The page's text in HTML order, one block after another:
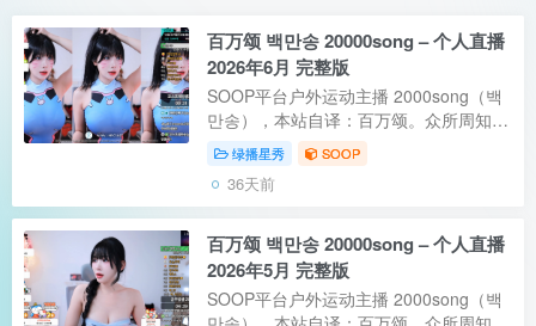
百万颂 백만송 20000song – 个人直播
2026年6月 完整版
SOOP平台户外运动主播 2000song（백
만송），本站自译：百万颂。众所周知，
SOOP上的主播均为绿播，跳舞主播虽然
不露，但会疯狂擦边以及性暗示。
2000song 身材非常有料，也做了不少科
绿播星秀 SOOP
36天前
百万颂 백만송 20000song – 个人直播
2026年5月 完整版
SOOP平台户外运动主播 2000song（백